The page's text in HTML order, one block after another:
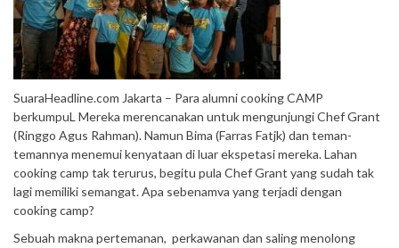
SuaraHeadline.com Jakarta – Para alumni cooking CAMP
berkumpuL Mereka merencanakan untuk mengunjungi Chef Grant
(Ringgo Agus Rahman). Namun Bima (Farras Fatjk) dan teman-
temannya menemui kenyataan di luar ekspetasi mereka. Lahan
cooking camp tak terurus, begitu pula Chef Grant yang sudah tak
lagi memiliki semangat. Apa sebenamva yang terjadi dengan
cooking camp?
Sebuah makna pertemanan, perkawanan dan saling menolong